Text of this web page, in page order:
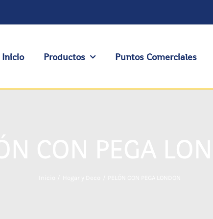
Inicio Productos Puntos Comerciales